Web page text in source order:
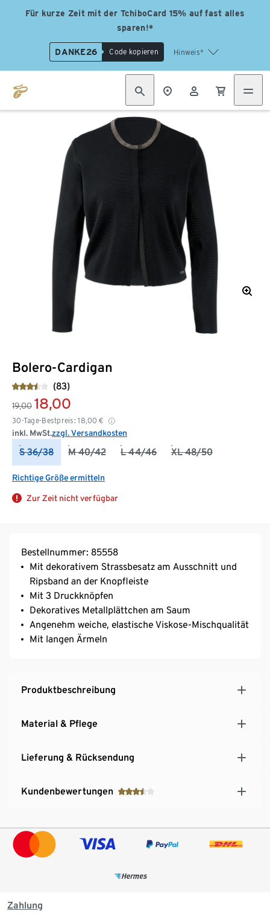
Für kurze Zeit mit der TchiboCard 15% auf fast alles
sparen!*
DANKE26 Code kopieren Hinweis*
Bolero-Cardigan
(83)
19,00 18,00
30-Tage-Bestpreis: 18,00 €
inkl. MwSt.zzgl. Versandkosten
S 36/38 M 40/42 L 44/46 XL 48/50
Richtige Größe ermitteln
Zur Zeit nicht verfügbar
Bestellnummer: 85558
Mit dekorativem Strassbesatz am Ausschnitt und
Ripsband an der Knopfleiste
Mit 3 Druckknöpfen
Dekoratives Metallplättchen am Saum
Angenehm weiche, elastische Viskose-Mischqualität
Mit langen Ärmeln
Produktbeschreibung
Material & Pflege
Lieferung & Rücksendung
Kundenbewertungen
Zahlung